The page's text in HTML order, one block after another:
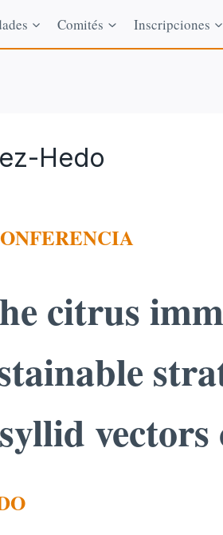
Comités Inscripciones
Hedo
citrus